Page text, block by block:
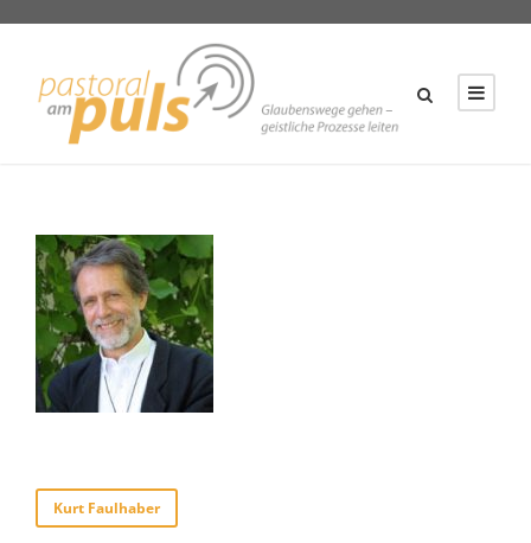
Kurt Faulhaber